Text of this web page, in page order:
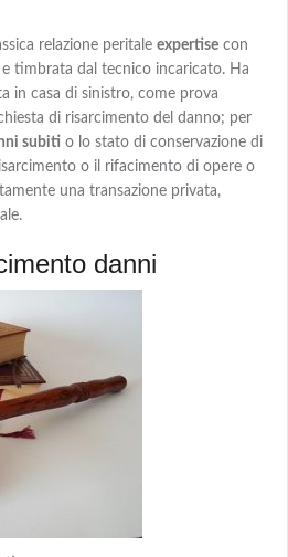
relazione peritale expertise con
timbrata dal tecnico incaricato. Ha
in casa di sinistro, come prova
di risarcimento del danno; per
subiti o lo stato di conservazione di
o il rifacimento di opere o
una transazione privata,
danni